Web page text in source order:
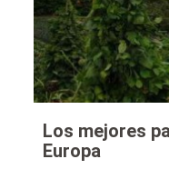
Los mejores
Europa